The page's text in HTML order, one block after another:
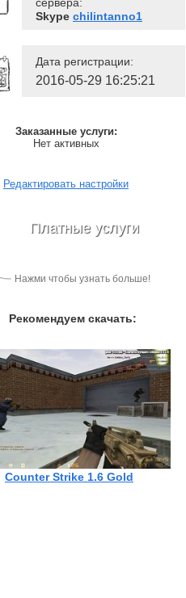
Skype chilintanno1
Дата регистрации:
2016-05-29 16:25:21
Заказанные услуги:
Нет активных
Редактировать настройки
Платные услуги
Нажми чтобы узнать больше!
Рекомендуем скачать:
Counter Strike 1.6 Gold